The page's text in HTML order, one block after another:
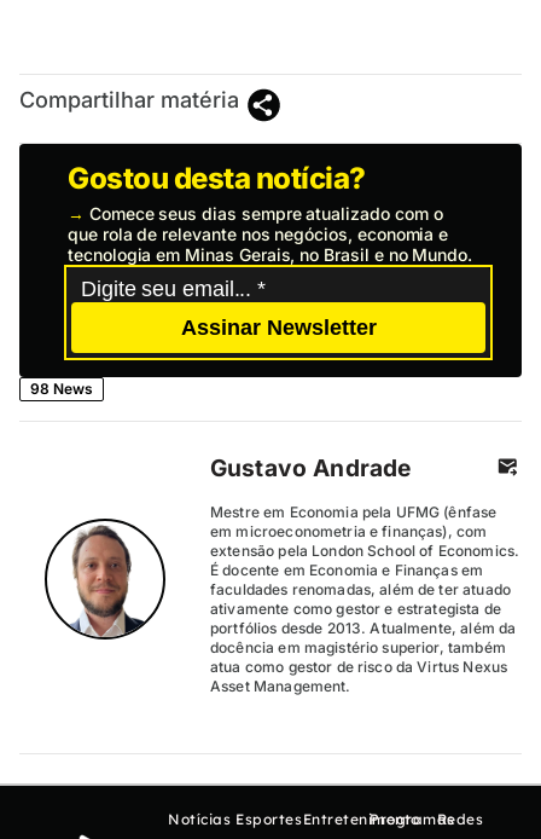
Compartilhar matéria
Gostou desta notícia?
→ Comece seus dias sempre atualizado com o
que rola de relevante nos negócios, economia e
tecnologia em Minas Gerais, no Brasil e no Mundo.
Assinar Newsletter
98 News
Gustavo Andrade
Mestre em Economia pela UFMG (ênfase
em microeconometria e finanças), com
extensão pela London School of Economics.
É docente em Economia e Finanças em
faculdades renomadas, além de ter atuado
ativamente como gestor e estrategista de
portfólios desde 2013. Atualmente, além da
docência em magistério superior, também
atua como gestor de risco da Virtus Nexus
Asset Management.
Notícias EsportesEntretenimento
ProgramasRedes